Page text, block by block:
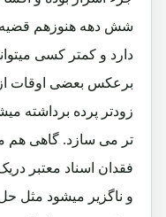
شش دهه هنوزهم قضیه
دارد و کمتر کسی
برعکس بعضی اوقات
زودتر پرده برداشته
تر می سازد. گاهی هم
فقدان اسناد معتبر
و ناگزیر میشود مثل